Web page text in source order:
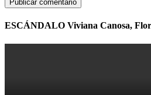
ESCÁNDALO Viviana Canosa,